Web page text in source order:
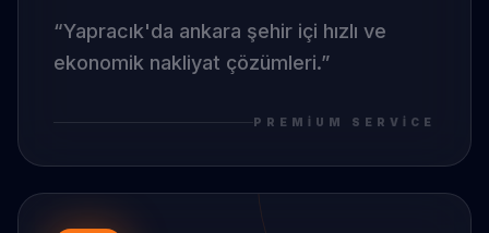
“Yapracık'da ankara şehir içi hızlı ve
ekonomik nakliyat çözümleri.”
PREMIUM SERVICE